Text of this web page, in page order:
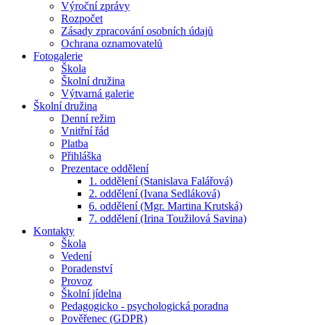
Výroční zprávy
Rozpočet
Zásady zpracování osobních údajů
Ochrana oznamovatelů
Fotogalerie
Škola
Školní družina
Výtvarná galerie
Školní družina
Denní režim
Vnitřní řád
Platba
Přihláška
Prezentace oddělení
1. oddělení (Stanislava Falářová)
2. oddělení (Ivana Sedláková)
6. oddělení (Mgr. Martina Krutská)
7. oddělení (Irina Toužilová Savina)
Kontakty
Škola
Vedení
Poradenství
Provoz
Školní jídelna
Pedagogicko - psychologická poradna
Pověřenec (GDPR)